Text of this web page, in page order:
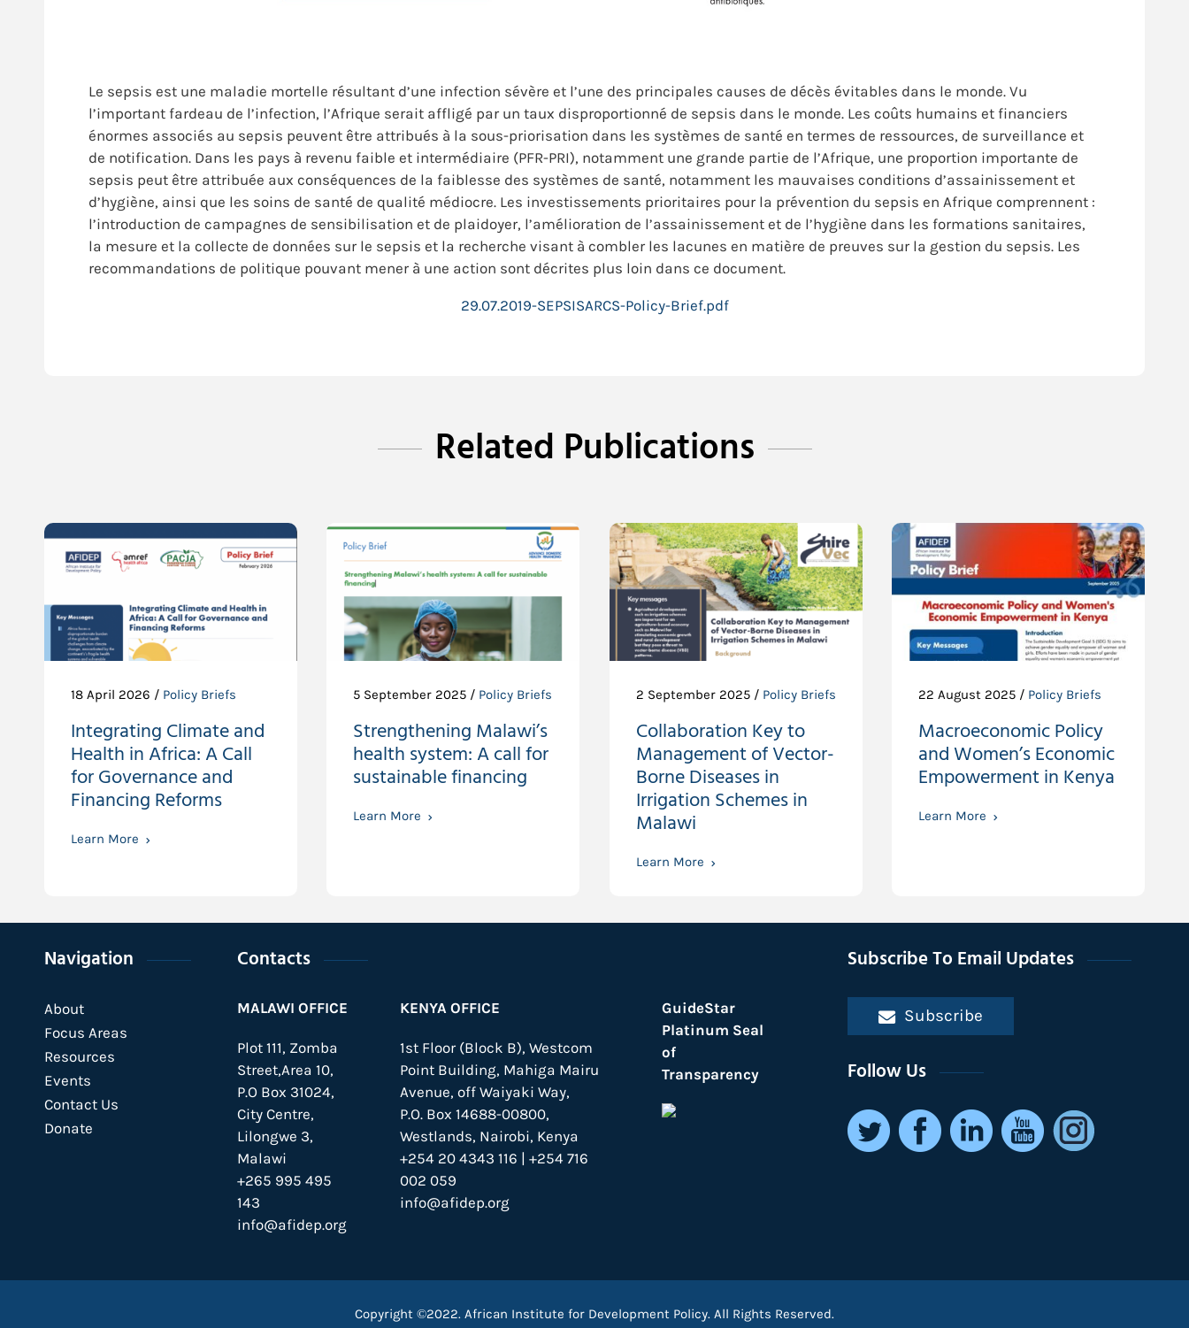
Le sepsis est une maladie mortelle résultant d’une infection sévère et l’une des principales causes de décès évitables dans le monde. Vu
l’important fardeau de l’infection, l’Afrique serait affligé par un taux disproportionné de sepsis dans le monde. Les coûts humains et financiers
énormes associés au sepsis peuvent être attribués à la sous-priorisation dans les systèmes de santé en termes de ressources, de surveillance et
de notification. Dans les pays à revenu faible et intermédiaire (PFR-PRI), notamment une grande partie de l’Afrique, une proportion importante de
sepsis peut être attribuée aux conséquences de la faiblesse des systèmes de santé, notamment les mauvaises conditions d’assainissement et
d’hygiène, ainsi que les soins de santé de qualité médiocre. Les investissements prioritaires pour la prévention du sepsis en Afrique comprennent :
l’introduction de campagnes de sensibilisation et de plaidoyer, l’amélioration de l’assainissement et de l’hygiène dans les formations sanitaires,
la mesure et la collecte de données sur le sepsis et la recherche visant à combler les lacunes en matière de preuves sur la gestion du sepsis. Les
recommandations de politique pouvant mener à une action sont décrites plus loin dans ce document.
29.07.2019-SEPSISARCS-Policy-Brief.pdf
Related Publications
18 April 2026 / Policy Briefs
Integrating Climate and
Health in Africa: A Call
for Governance and
Financing Reforms
Learn More
5 September 2025 / Policy Briefs
Strengthening Malawi’s
health system: A call for
sustainable financing
Learn More
2 September 2025 / Policy Briefs
Collaboration Key to
Management of Vector-
Borne Diseases in
Irrigation Schemes in
Malawi
Learn More
22 August 2025 / Policy Briefs
Macroeconomic Policy
and Women’s Economic
Empowerment in Kenya
Learn More
Navigation
About
Focus Areas
Resources
Events
Contact Us
Donate
Contacts
MALAWI OFFICE
Plot 111, Zomba
Street,Area 10,
P.O Box 31024,
City Centre,
Lilongwe 3,
Malawi
+265 995 495
143
info@afidep.org
KENYA OFFICE
1st Floor (Block B), Westcom
Point Building, Mahiga Mairu
Avenue, off Waiyaki Way,
P.O. Box 14688-00800,
Westlands, Nairobi, Kenya
+254 20 4343 116 | +254 716
002 059
info@afidep.org
GuideStar
Platinum Seal
of
Transparency
Subscribe To Email Updates
Subscribe
Follow Us
Copyright ©2022. African Institute for Development Policy. All Rights Reserved.